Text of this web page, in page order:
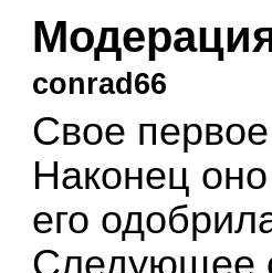
conrad66
Свое
Наконец
его
Следующее